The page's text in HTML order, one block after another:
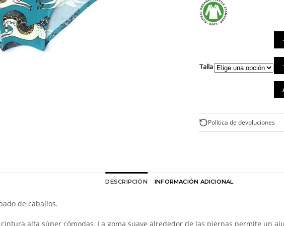
Talla
de
con
Política de devoluciones
DESCRIPCIÓN INFORMACIÓN ADICIONAL
de caballos.
alta súper cómodas. La goma suave alrededor de las piernas permite un